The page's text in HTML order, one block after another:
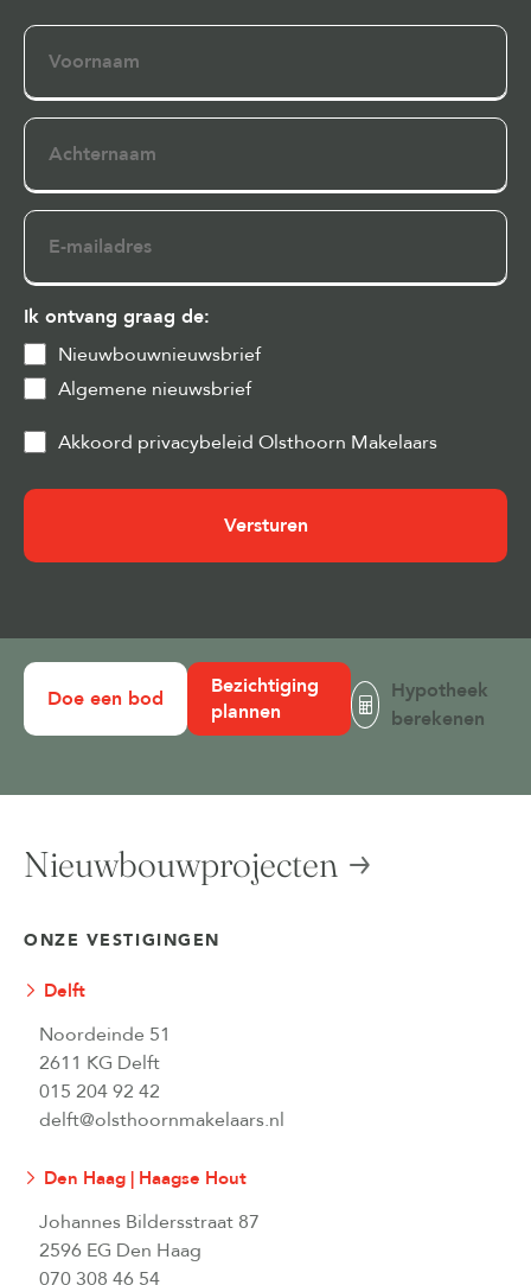
Voornaam
Achternaam
E-
mailadres
Ik ontvang graag de:
Nieuwbouwnieuwsbrief
Algemene nieuwsbrief
Privacy
Cookies
Akkoord privacybeleid Olsthoorn Makelaars
Doe een bod
Bezichtiging
plannen
Hypotheek
berekenen
Nieuwbouwprojecten
ONZE VESTIGINGEN
Delft
Noordeinde 51
2611 KG Delft
015 204 92 42
delft@olsthoornmakelaars.nl
Den Haag | Haagse Hout
Johannes Bildersstraat 87
2596 EG Den Haag
070 308 46 54